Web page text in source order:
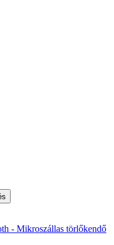
- Mikroszállas törlőkendő